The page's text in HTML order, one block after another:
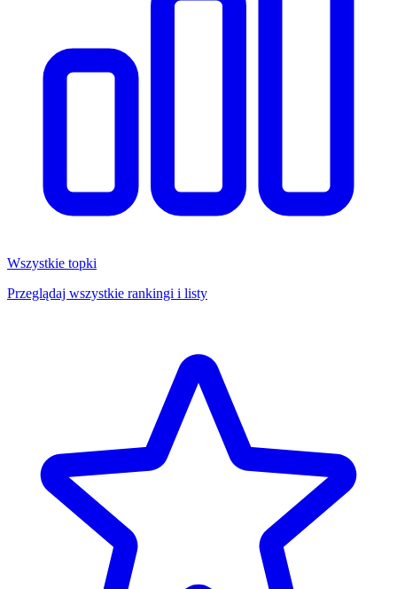
Wszystkie topki
Przeglądaj wszystkie rankingi i listy